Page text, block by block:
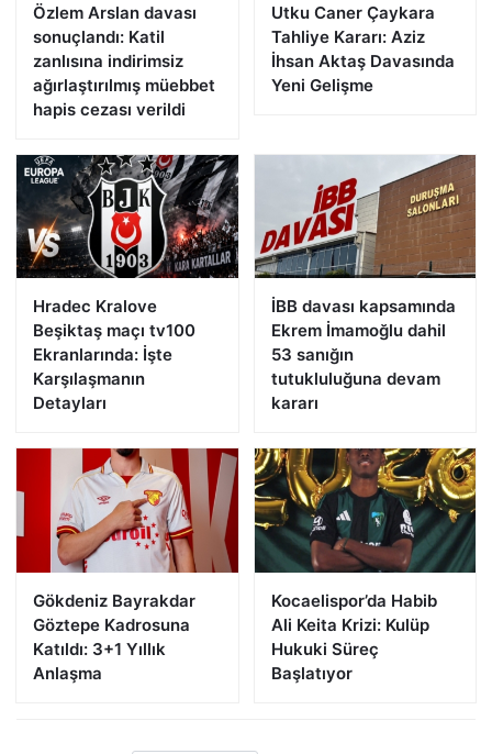
Özlem Arslan davası
sonuçlandı: Katil
zanlısına indirimsiz
ağırlaştırılmış müebbet
hapis cezası verildi
Utku Caner Çaykara
Tahliye Kararı: Aziz
İhsan Aktaş Davasında
Yeni Gelişme
Hradec Kralove
Beşiktaş maçı tv100
Ekranlarında: İşte
Karşılaşmanın
Detayları
İBB davası kapsamında
Ekrem İmamoğlu dahil
53 sanığın
tutukluluğuna devam
kararı
Gökdeniz Bayrakdar
Göztepe Kadrosuna
Katıldı: 3+1 Yıllık
Anlaşma
Kocaelispor’da Habib
Ali Keita Krizi: Kulüp
Hukuki Süreç
Başlatıyor